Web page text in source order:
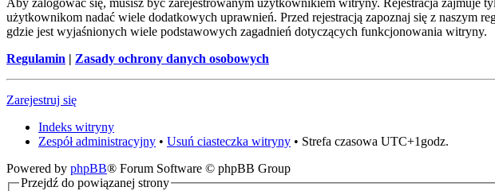
Aby zalogować się, musisz być zarejestrowanym użytkownikiem witryny. Rejestracja
użytkownikom nadać wiele dodatkowych uprawnień. Przed rejestracją zapoznaj się z naszym
gdzie jest wyjaśnionych wiele podstawowych zagadnień dotyczących funkcjonowania witryny.
Regulamin | Zasady ochrony danych osobowych
Zarejestruj się
Indeks witryny
Zespół administracyjny • Usuń ciasteczka witryny • Strefa czasowa UTC+1godz.
Powered by phpBB® Forum Software © phpBB Group
Przejdź do powiązanej strony